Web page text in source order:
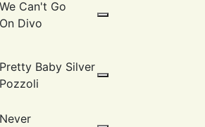
We Can't Go
On Divo
Pretty Baby Silver
Pozzoli
Never